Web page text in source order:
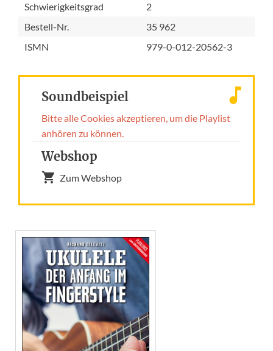
Schwierigkeitsgrad
2
Bestell-Nr.
35 962
ISMN
979-0-012-20562-3
Soundbeispiel
Bitte alle Cookies akzeptieren, um die Playlist
anhören zu können.
Webshop
Zum Webshop